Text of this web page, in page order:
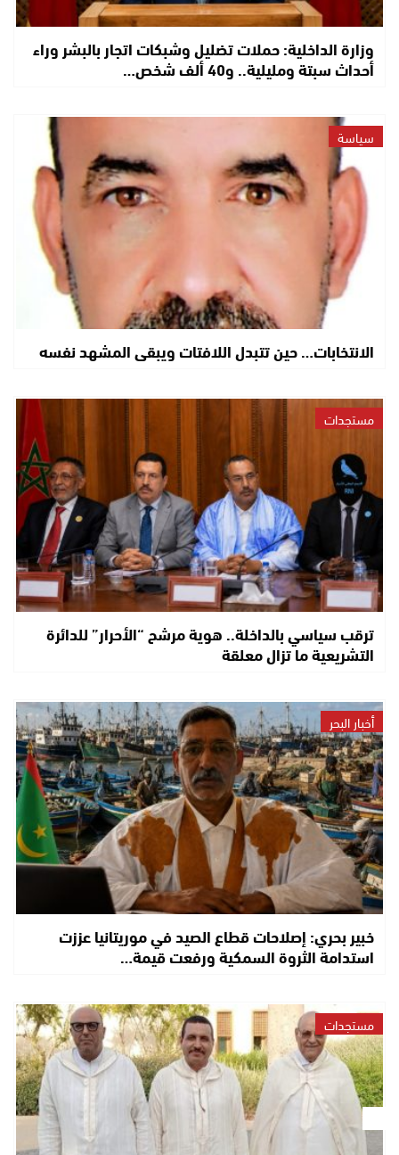
وزارة الداخلية: حملات تضليل وشبكات اتجار بالبشر وراء
أحداث سبتة ومليلية.. و40 ألف شخص…
سياسة
الانتخابات… حين تتبدل اللافتات ويبقى المشهد نفسه
مستجدات
ترقب سياسي بالداخلة.. هوية مرشح “الأحرار” للدائرة
التشريعية ما تزال معلقة
أخبار البحر
خبير بحري: إصلاحات قطاع الصيد في موريتانيا عززت
استدامة الثروة السمكية ورفعت قيمة…
مستجدات